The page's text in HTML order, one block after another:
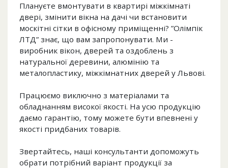
Плануєте вмонтувати в квартирі міжкімнаті
двері, змінити вікна на дачі чи встановити
москітні сітки в офісному приміщенні? ”Олімпік
ЛТД” знає, що вам запропонувати. Ми -
виробник вікон, дверей та оздоблень з
натуральної деревини, алюмінію та
металопластику, міжкімнатних дверей у Львові.
Працюємо виключно з матеріалами та
обладнанням високої якості. На усю продукцію
даємо гарантію, тому можете бути впевнені у
якості придбаних товарів.
Звертайтесь, наші консультанти допоможуть
обрати потрібний варіант продукції за